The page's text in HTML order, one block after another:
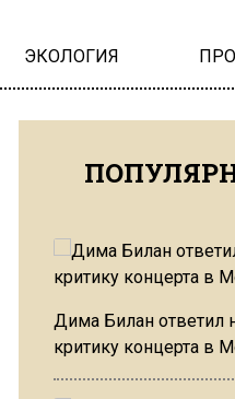
ЭКОЛОГИЯ
Дима Билан ответил
критику концерта в